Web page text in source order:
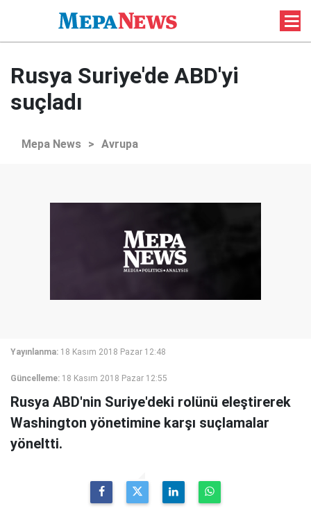
Rusya Suriye'de ABD'yi
suçladı
Mepa News > Avrupa
Yayınlanma: 18 Kasım 2018 Pazar 12:48
Güncelleme: 18 Kasım 2018 Pazar 12:55
Rusya ABD'nin Suriye'deki rolünü eleştirerek
Washington yönetimine karşı suçlamalar
yöneltti.